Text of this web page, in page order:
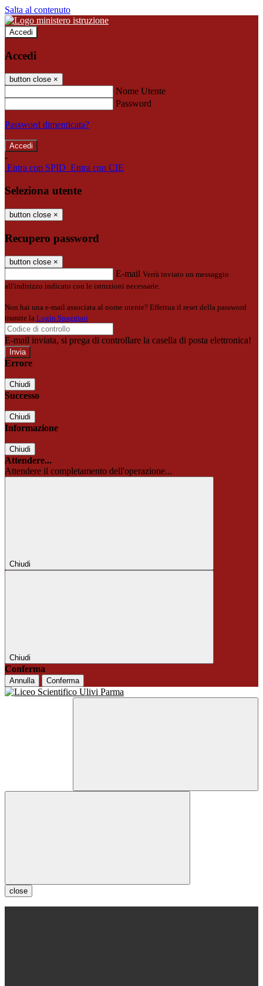
Salta al contenuto
Accedi
Accedi
button close ×
Nome Utente
Password
Password dimenticata?
-
Entra con SPID Entra con CIE
Seleziona utente
button close ×
Recupero password
button close ×
E-mail Verrà inviato un messaggio
all'indirizzo indicato con le istruzioni necessarie.
Non hai una e-mail associata al nome utente? Effettua il reset della password
tramite la Login Spaggiari
E-mail inviata, si prega di controllare la casella di posta elettronica!
Errore
Chiudi
Successo
Chiudi
Informazione
Chiudi
Attendere...
Attendere il completamento dell'operazione...
Chiudi
Chiudi
Conferma
Annulla Conferma
close